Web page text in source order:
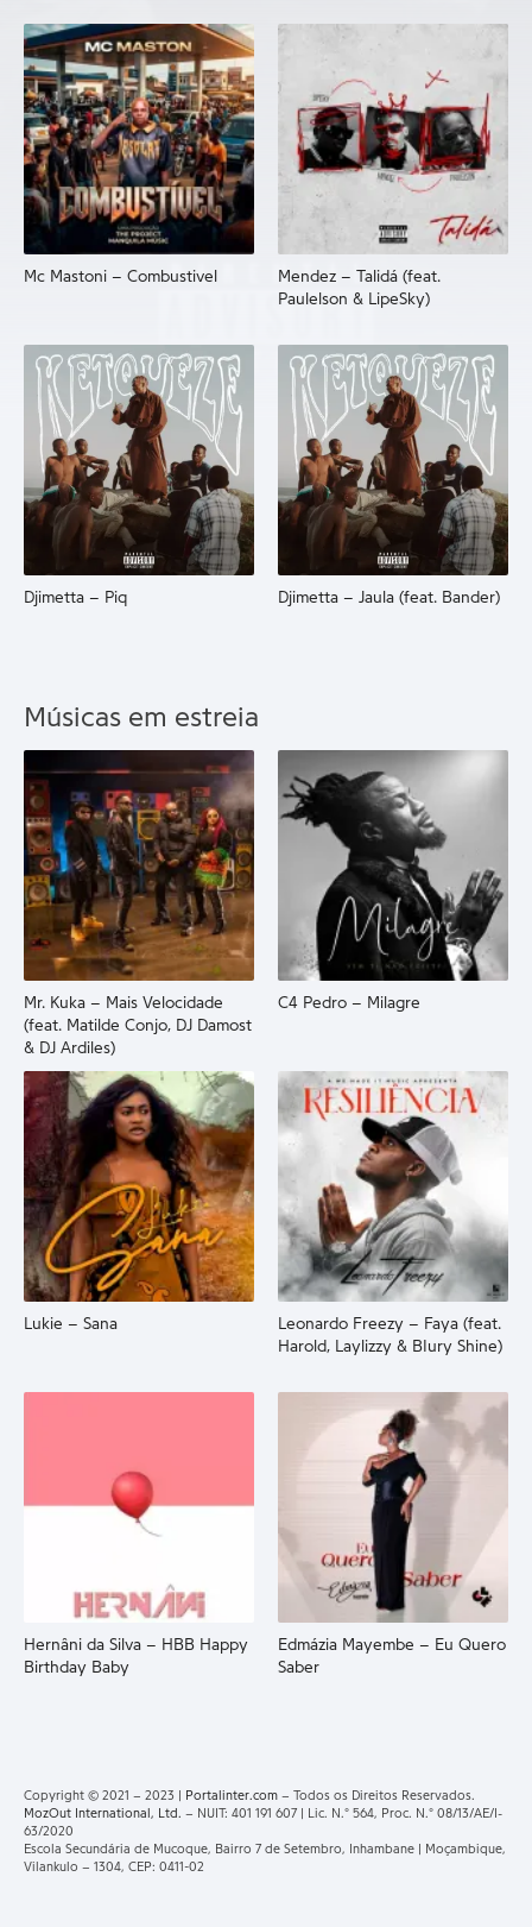
Mc Mastoni – Combustivel
Mendez – Talidá (feat.
Paulelson & LipeSky)
Djimetta – Piq Djimetta – Jaula (feat. Bander)
Músicas em estreia
Mr. Kuka – Mais Velocidade
(feat. Matilde Conjo, DJ Damost
& DJ Ardiles)
C4 Pedro – Milagre
Lukie – Sana
Leonardo Freezy – Faya (feat.
Harold, Laylizzy & BIury Shine)
Hernâni da Silva – HBB Happy
Birthday Baby
Edmázia Mayembe – Eu Quero
Saber
Copyright © 2021 – 2023 | Portalinter.com – Todos os Direitos Reservados.
MozOut International, Ltd. – NUIT: 401 191 607 | Lic. N.° 564, Proc. N.° 08/13/AE/I-
63/2020
Escola Secundária de Mucoque, Bairro 7 de Setembro, Inhambane | Moçambique,
Vilankulo – 1304, CEP: 0411-02